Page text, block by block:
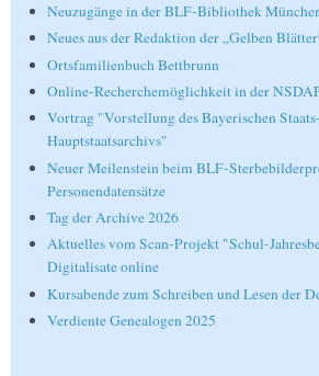
Neuzugänge in der BLF-Bibliothek
Neues aus der Redaktion der „Gelben
Ortsfamilienbuch Bettbrunn
Online-Recherchemöglichkeit in der
Vortrag "Vorstellung des Bayerischen
Hauptstaatsarchivs"
Neuer Meilenstein beim BLF-
Personendatensätze
Tag der Archive 2026
Aktuelles vom Scan-Projekt "Schul-
Digitalisate online
Kursabende zum Schreiben und Lesen der
Verdiente Genealogen 2025